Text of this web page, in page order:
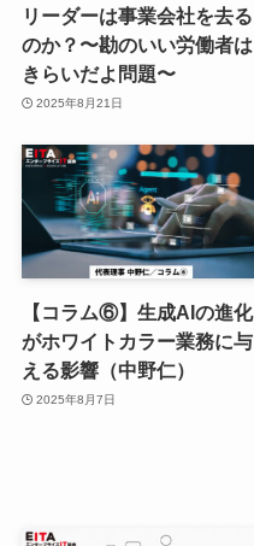
リーダーは事業会社を去る
のか？〜勘のいい労働者は
きらいだよ問題〜
2025年8月21日
【コラム⑥】生成AIの進化
がホワイトカラー業務に与
える影響（中野仁）
2025年8月7日